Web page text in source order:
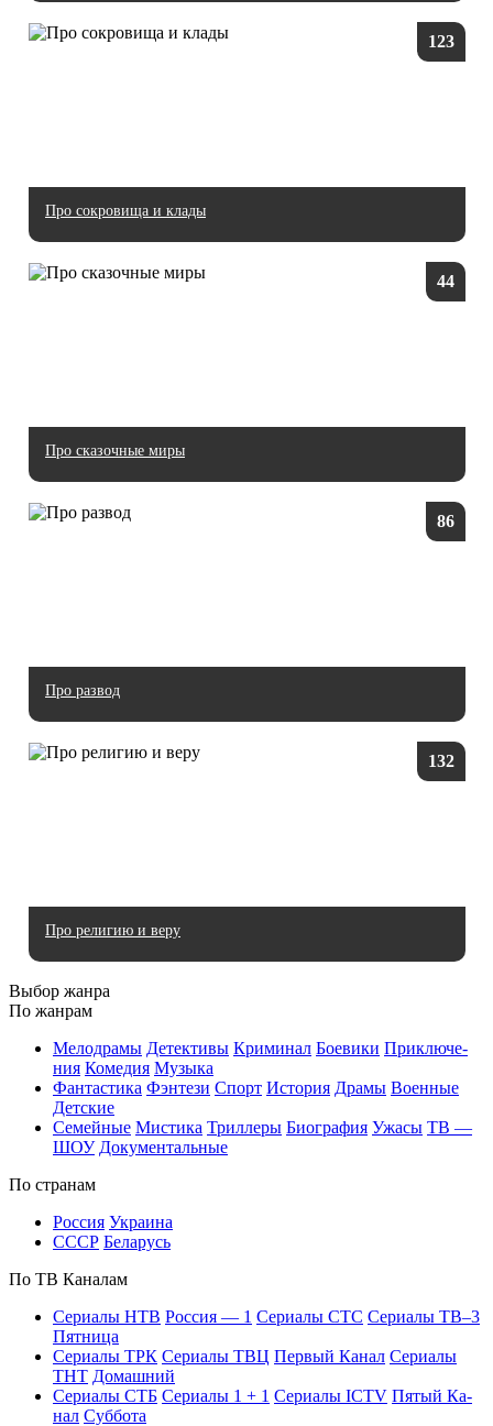
123
Про сокровища и клады
44
Про сказочные миры
86
Про развод
132
Про религию и веру
Вы­бор жан­ра
По жан­рам
Ме­ло­дра­мы Де­тек­ти­вы Кри­ми­нал Бое­ви­ки При­клю­че­
ния Ко­ме­дия Му­зы­ка
Фан­та­сти­ка Фэн­те­зи Спорт Ис­то­рия Дра­мы Во­ен­ные
Дет­ские
Се­мей­ные Мис­ти­ка Трил­ле­ры Био­гра­фия Ужа­сы ТВ —
ШОУ До­ку­мен­таль­ные
По стра­нам
Рос­сия Ук­раи­на
СССР Бе­ла­русь
По ТВ Ка­на­лам
Се­риа­лы НТВ Рос­сия — 1 Се­риа­лы СТС Се­риа­лы ТВ–3
Пят­ни­ца
Се­риа­лы ТРК Се­риа­лы ТВЦ Пер­вый Ка­нал Се­риа­лы
ТНТ До­маш­ний
Се­риа­лы СТБ Се­риа­лы 1 + 1 Се­риа­лы ICTV Пя­тый Ка­
нал Суб­бо­та